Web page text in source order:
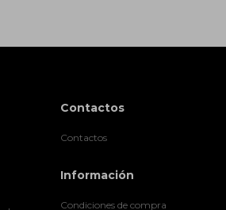
Contactos
Contactos
Información
Condiciones de compra